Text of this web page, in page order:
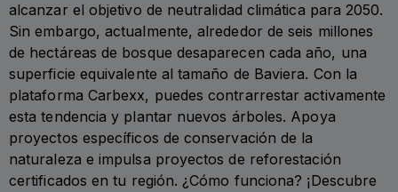
alcanzar el objetivo de neutralidad climática para 2050.
Sin embargo, actualmente, alrededor de seis millones
de hectáreas de bosque desaparecen cada año, una
superficie equivalente al tamaño de Baviera. Con la
plataforma Carbexx, puedes contrarrestar activamente
esta tendencia y plantar nuevos árboles. Apoya
proyectos específicos de conservación de la
naturaleza e impulsa proyectos de reforestación
certificados en tu región. ¿Cómo funciona? ¡Descubre